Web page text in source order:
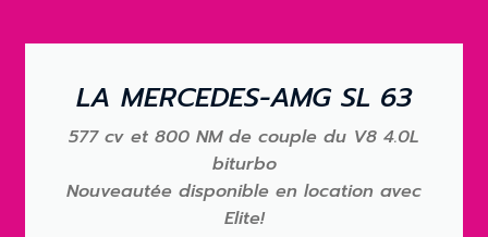
LA MERCEDES-AMG SL 63
577 cv et 800 NM de couple du V8 4.0L
biturbo
Nouveautée disponible en location avec
Elite!